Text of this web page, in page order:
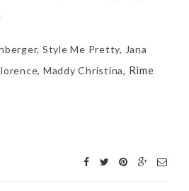
Style Me Pretty, Jana
Maddy Christina, Rime